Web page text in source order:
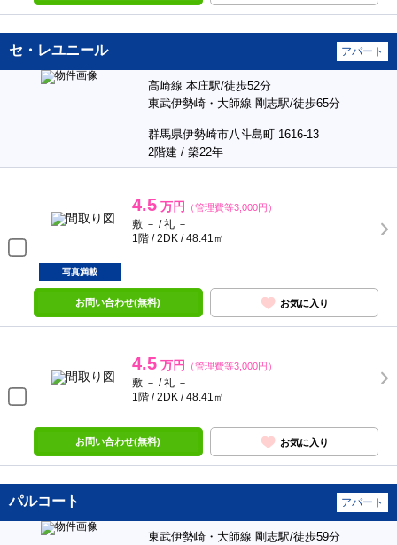
セ・レユニール アパート
高崎線 本庄駅/徒歩52分
東武伊勢崎・大師線 剛志駅/徒歩65分
群馬県伊勢崎市八斗島町 1616-13
2階建 / 築22年
4.5 万円 （管理費等3,000円）
敷 － / 礼 －
1階 / 2DK / 48.41㎡
写真満載
お問い合わせ(無料) お気に入り
4.5 万円 （管理費等3,000円）
敷 － / 礼 －
1階 / 2DK / 48.41㎡
お問い合わせ(無料) お気に入り
パルコート アパート
東武伊勢崎・大師線 剛志駅/徒歩59分